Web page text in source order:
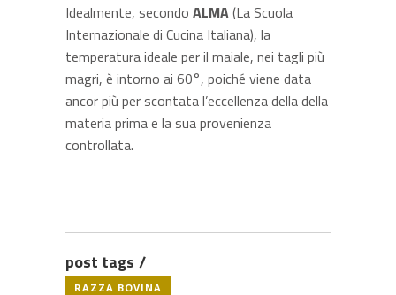
Idealmente, secondo ALMA(La Scuola
Internazionale di Cucina Italiana), la
temperatura ideale per il maiale, nei tagli più
magri, è intorno ai 60°, poiché viene data
ancor più per scontata l’eccellenza della della
materia prima e la sua provenienza
controllata.
post tags
RAZZA BOVINA